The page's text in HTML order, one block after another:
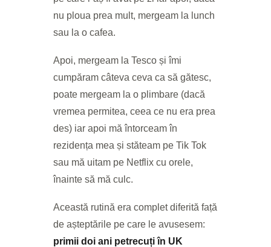
nu ploua prea mult, mergeam la lunch
sau la o cafea.
Apoi, mergeam la Tesco și îmi
cumpăram câteva ceva ca să gătesc,
poate mergeam la o plimbare (dacă
vremea permitea, ceea ce nu era prea
des) iar apoi mă întorceam în
rezidența mea și stăteam pe Tik Tok
sau mă uitam pe Netflix cu orele,
înainte să mă culc.
Această rutină era complet diferită față
de așteptările pe care le avusesem:
primii doi ani petrecuți în UK